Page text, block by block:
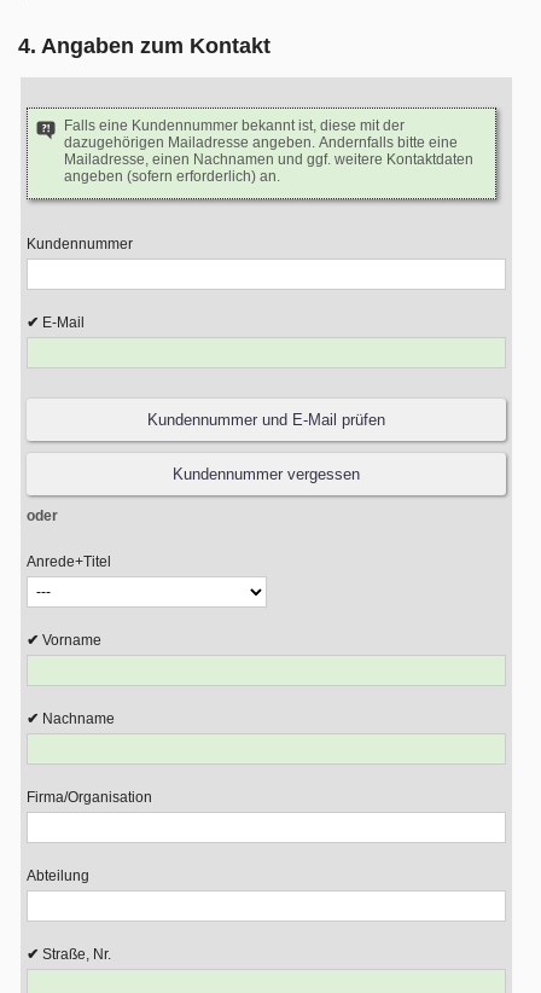
4. Angaben zum Kontakt
Falls eine Kundennummer bekannt ist, diese mit der
dazugehörigen Mailadresse angeben. Andernfalls bitte eine
Mailadresse, einen Nachnamen und ggf. weitere Kontaktdaten
angeben (sofern erforderlich) an.
Kundennummer
E-Mail
oder
Anrede+Titel
Vorname
Nachname
Firma/Organisation
Abteilung
Straße, Nr.